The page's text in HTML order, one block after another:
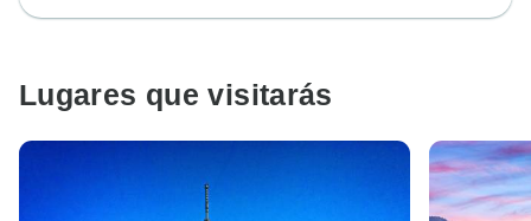
Lugares que visitarás